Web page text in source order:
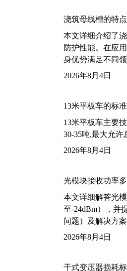
浇筑母线槽的特
本文详细介绍了
防护性能。在应
身优势满足不同
2026年8月4日
13米平板车的标
13米平板车主要
30-35吨,最大允
2026年8月4日
光模块接收功率
本文详细解答光
至-24dBm），并
问题）及解决方
2026年8月4日
干式变压器损耗